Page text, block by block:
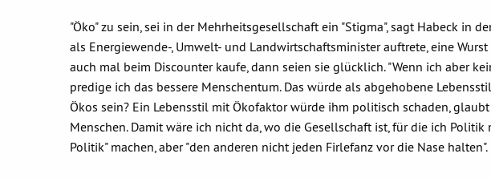
"Öko" zu sein, sei in der Mehrheitsgesellschaft ein "Stigma", sagt Habeck in
als Energiewende-, Umwelt- und Landwirtschaftsminister auftrete, eine
auch mal beim Discounter kaufe, dann seien sie glücklich. "Wenn ich aber
predige ich das bessere Menschentum. Das würde als abgehobene
Ökos sein? Ein Lebensstil mit Ökofaktor würde ihm politisch schaden,
Menschen. Damit wäre ich nicht da, wo die Gesellschaft ist, für die ich
Politik" machen, aber "den anderen nicht jeden Firlefanz vor die Nase halten".